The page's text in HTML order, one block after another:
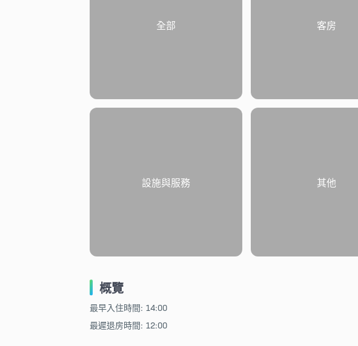
全部 客房
設施與服務 其他
概覽
最早入住時間: 14:00
最遲退房時間: 12:00